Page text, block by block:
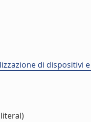
di dispositivi